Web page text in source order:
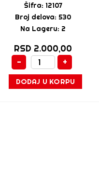
Šifra: 12107
Broj delova: 530
Na Lageru: 2
RSD 2.000,00
-
+
DODAJ U KORPU